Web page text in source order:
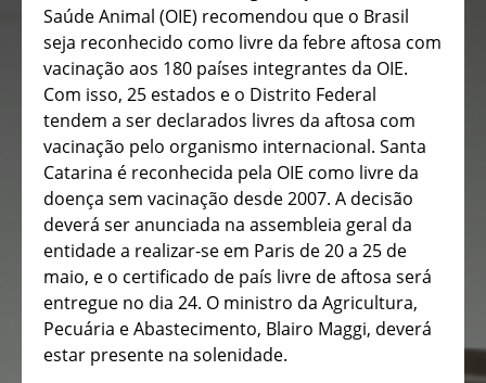
Saúde Animal (OIE) recomendou que o Brasil
seja reconhecido como livre da febre aftosa com
vacinação aos 180 países integrantes da OIE.
Com isso, 25 estados e o Distrito Federal
tendem a ser declarados livres da aftosa com
vacinação pelo organismo internacional. Santa
Catarina é reconhecida pela OIE como livre da
doença sem vacinação desde 2007. A decisão
deverá ser anunciada na assembleia geral da
entidade a realizar-se em Paris de 20 a 25 de
maio, e o certificado de país livre de aftosa será
entregue no dia 24. O ministro da Agricultura,
Pecuária e Abastecimento, Blairo Maggi, deverá
estar presente na solenidade.